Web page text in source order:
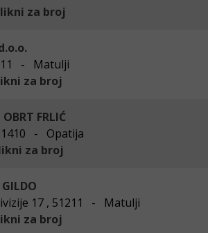
za broj
- Matulji
za broj
FRLIĆ
- Opatija
za broj
17 , 51211 - Matulji
za broj